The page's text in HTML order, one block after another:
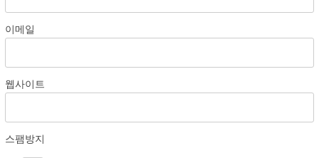
이메일
웹사이트
스팸방지